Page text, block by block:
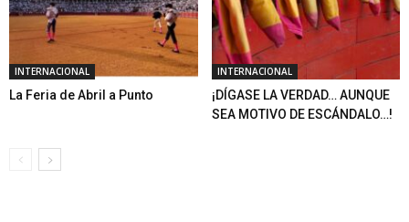
INTERNACIONAL
La Feria de Abril a Punto
INTERNACIONAL
¡DÍGASE LA VERDAD… AUNQUE
SEA MOTIVO DE ESCÁNDALO…!